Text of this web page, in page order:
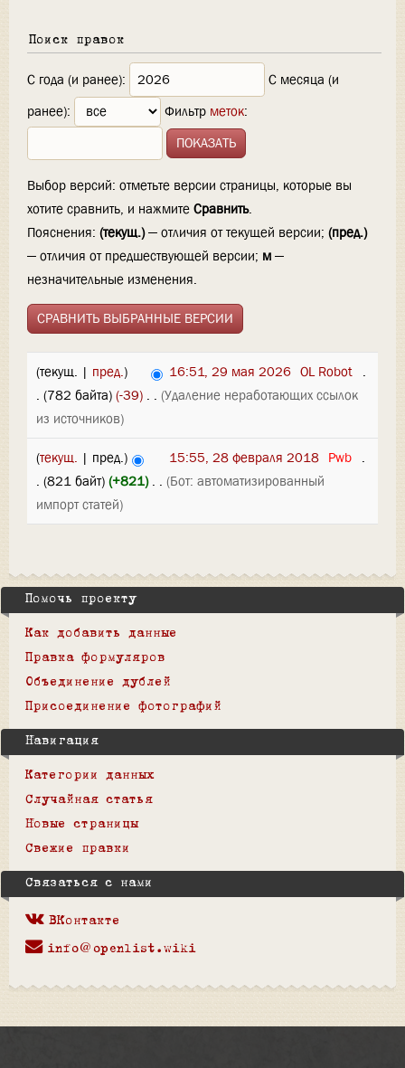
Поиск правок
С года (и ранее):
С месяца (и
ранее):
Фильтр меток:
Выбор версий: отметьте версии страницы, которые вы
хотите сравнить, и нажмите Сравнить.
Пояснения: (текущ.)— отличия от текущей версии; (пред.)
— отличия от предшествующей версии; м —
незначительные изменения.
(текущ. | пред.) 16:51, 29 мая 2026 OL Robot .
. (782 байта) (-39) . . (Удаление неработающих ссылок
из источников)
(текущ. | пред.) 15:55, 28 февраля 2018 Pwb .
. (821 байт) (+821)‎ . . (Бот: автоматизированный
импорт статей)
Помочь проекту
Как добавить данные
Правка формуляров
Объединение дублей
Присоединение фотографий
Навигация
Категории данных
Случайная статья
Новые страницы
Свежие правки
Связаться с нами
ВКонтакте
info@openlist.wiki